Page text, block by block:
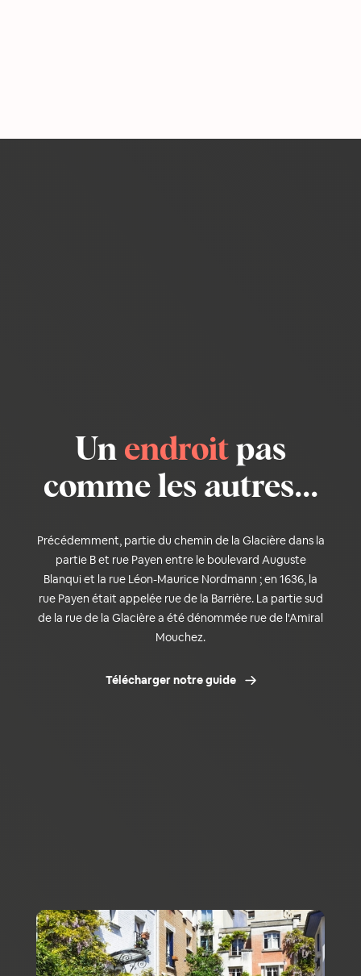
Un endroit pas
comme les autres...
Précédemment, partie du chemin de la Glacière dans la
partie B et rue Payen entre le boulevard Auguste
Blanqui et la rue Léon-Maurice Nordmann ; en 1636, la
rue Payen était appelée rue de la Barrière. La partie sud
de la rue de la Glacière a été dénommée rue de l'Amiral
Mouchez.
Télécharger notre guide